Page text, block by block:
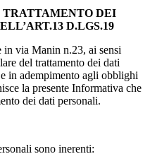
DEI
D.LGS.19
in via Manin n.23, ai sensi
del trattamento dei dati
in adempimento agli obblighi
la presente Informativa che
dei dati personali.
sono inerenti: